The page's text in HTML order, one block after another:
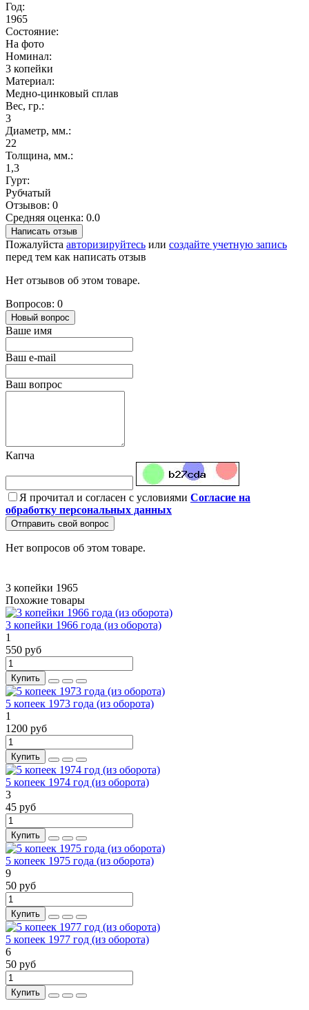
Год:
1965
Состояние:
На фото
Номинал:
3 копейки
Материал:
Медно-цинковый сплав
Вес, гр.:
3
Диаметр, мм.:
22
Толщина, мм.:
1,3
Гурт:
Рубчатый
Отзывов: 0
Средняя оценка: 0.0
Написать отзыв
Пожалуйста авторизируйтесь или создайте учетную запись
перед тем как написать отзыв
Нет отзывов об этом товаре.
Вопросов: 0
Новый вопрос
Ваше имя
Ваш e-mail
Ваш вопрос
Капча
Я прочитал и согласен с условиями Согласие на
обработку персональных данных
Отправить свой вопрос
Нет вопросов об этом товаре.
3 копейки 1965
Похожие товары
3 копейки 1966 года (из оборота)
1
550 руб
Купить
5 копеек 1973 года (из оборота)
1
1200 руб
Купить
5 копеек 1974 год (из оборота)
3
45 руб
Купить
5 копеек 1975 года (из оборота)
9
50 руб
Купить
5 копеек 1977 год (из оборота)
6
50 руб
Купить